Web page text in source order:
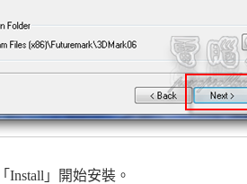
Install」開始安裝。